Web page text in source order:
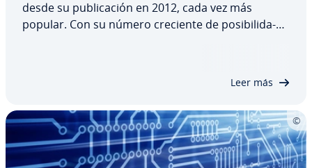
desde su pu­bli­ca­ción en 2012, cada vez más
popular. Con su número creciente de po­si­bi­li­da­
Leer más